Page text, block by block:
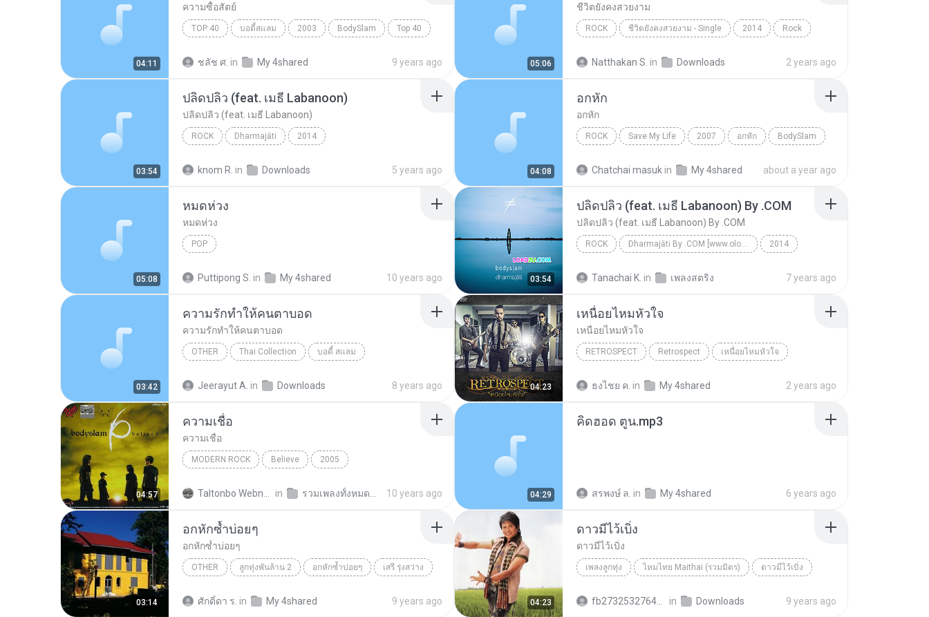
04:11
ความซื้อสัตย์
TOP 40 บอดี้สแลม 2003 BodySlam Top 40
ชลัช ศ. in My 4shared 9 years ago 05:06
ชีวิตยังคงสวยงาม
ROCK ชีวิตยังคงสวยงาม - Single 2014 Rock
Natthakan S. in Downloads 2 years ago
03:54
ปลิดปลิว (feat. เมธี Labanoon)
ปลิดปลิว (feat. เมธี Labanoon)
ROCK Dharmajāti 2014
knom R. in Downloads 5 years ago 04:08
อกหัก
อกหัก
ROCK Save My Life 2007 อกหัก BodySlam
Chatchai masuk in My 4shared about a year ago
05:08
หมดห่วง
หมดห่วง
POP
Puttipong S. in My 4shared 10 years ago 03:54
ปลิดปลิว (feat. เมธี Labanoon) By .COM
ปลิดปลิว (feat. เมธี Labanoon) By .COM
ROCK Dharmajāti By .COM [www.olozmp3.net] 2014
Tanachai K. in เพลงสตริง 7 years ago
03:42
ความรักทำให้คนตาบอด
ความรักทำให้คนตาบอด
OTHER Thai Collection บอดี้ สแลม
Jeerayut A. in Downloads 8 years ago 04:23
เหนื่อยไหมหัวใจ
เหนื่อยไหมหัวใจ
RETROSPECT Retrospect เหนื่อยไหมหัวใจ
ธงไชย ค. in My 4shared 2 years ago
04:57
ความเชื่อ
ความเชื่อ
MODERN ROCK Believe 2005
in 10 years ago 04:29
คิดฮอด ตูน.mp3
สรพงษ์ ล. in My 4shared 6 years ago
03:14
อกหักซ้ำบ่อยๆ
อกหักซ้ำบ่อยๆ
OTHER ลูกทุ่งพันล้าน 2 อกหักซ้ำบ่อยๆ เสรี รุ่งสว่าง
ศักดิ์ดา ร. in My 4shared 9 years ago 04:23
ดาวมีไว้เบิ่ง
ดาวมีไว้เบิ่ง
เพลงลูกทุ่ง ไหมไทย Maithai (รวมมิตร) ดาวมีไว้เบิ่ง
in Downloads 9 years ago